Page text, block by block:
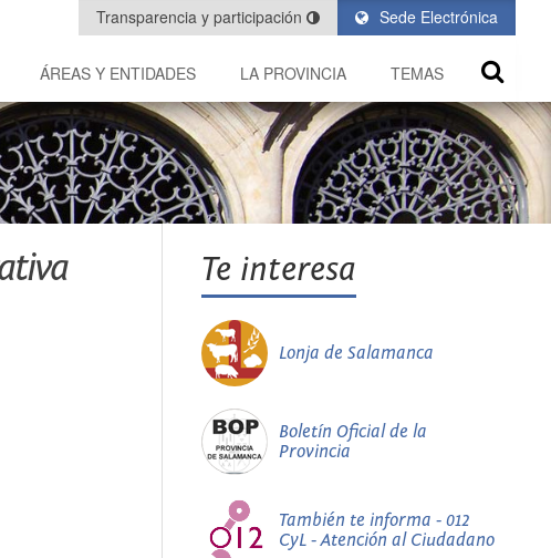
Sede Electrónica
Transparencia y participación
ÁREAS Y ENTIDADES LA PROVINCIA TEMAS
Te interesa
Lonja de Salamanca
Boletín Oficial de la
Provincia
También te informa - 012
CyL - Atención al Ciudadano